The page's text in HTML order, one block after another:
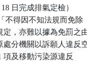
日完成排氣定檢）
不得因不知法規而免除
定，亦難以據為免罰之
處分機關以訴願人違反
項及移動污染源違反